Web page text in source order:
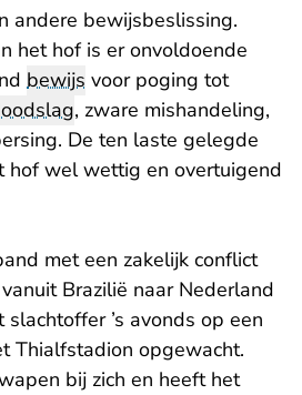
andere bewijsbeslissing.
het hof is er onvoldoende
bewijs voor poging tot
, zware mishandeling,
De ten laste gelegde
hof wel wettig en overtuigend
met een zakelijk conflict
Brazilië naar Nederland
’s avonds op een
Thialfstadion opgewacht.
bij zich en heeft het